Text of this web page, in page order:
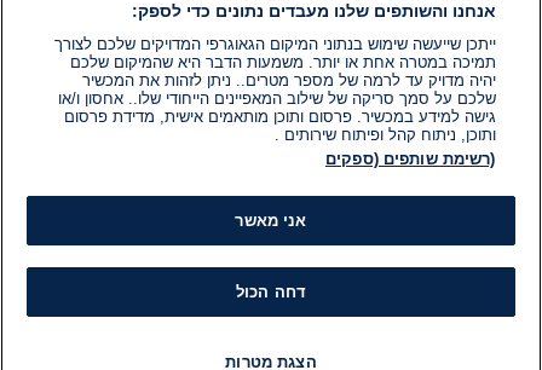
אנחנו והשותפים שלנו מעבדים נתונים כדי לספק:
ייתכן שייעשה שימוש בנתוני המיקום הגאוגרפי המדויקים שלכם לצורך
תמיכה במטרה אחת או יותר. משמעות הדבר היא שהמיקום שלכם
יהיה מדויק עד לרמה של מספר מטרים.. ניתן לזהות את המכשיר
שלכם על סמך סריקה של שילוב המאפיינים הייחודי שלו.. אחסון ו/או
גישה למידע במכשיר. פרסום ותוכן מותאמים אישית, מדידת פרסום
ותוכן, ניתוח קהל ופיתוח שירותים .
(רשימת שותפים (ספקים
אני מאשר
דחה הכול
הצגת מטרות